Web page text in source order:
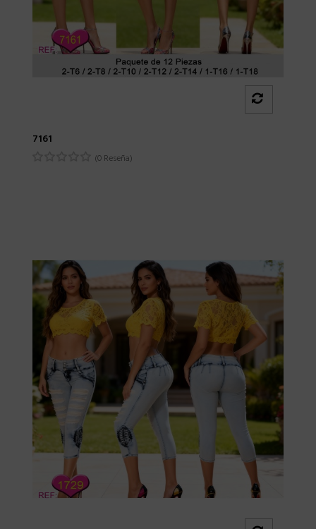
7161
(0 Reseña)